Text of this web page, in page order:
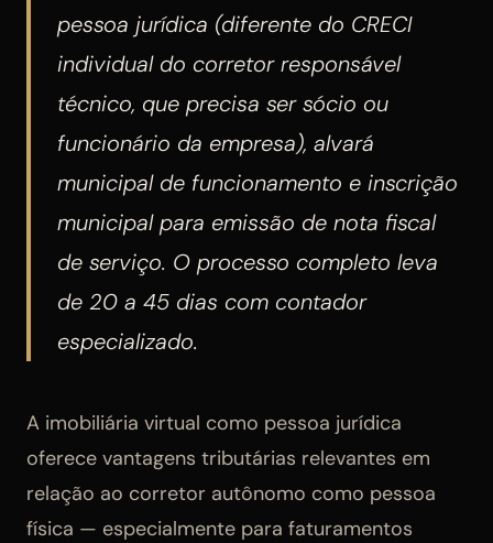
pessoa jurídica (diferente do CRECI
individual do corretor responsável
técnico, que precisa ser sócio ou
funcionário da empresa), alvará
municipal de funcionamento e inscrição
municipal para emissão de nota fiscal
de serviço. O processo completo leva
de 20 a 45 dias com contador
especializado.
A imobiliária virtual como pessoa jurídica
oferece vantagens tributárias relevantes em
relação ao corretor autônomo como pessoa
física — especialmente para faturamentos